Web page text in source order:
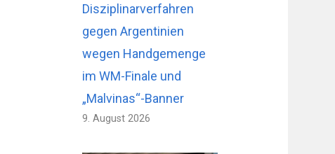
Disziplinarverfahren
gegen Argentinien
wegen Handgemenge
im WM-Finale und
„Malvinas“-Banner
9. August 2026